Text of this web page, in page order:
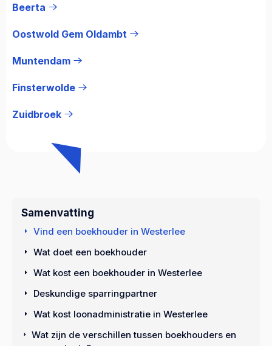
Beerta
Oostwold Gem Oldambt
Muntendam
Finsterwolde
Zuidbroek
Samenvatting
Vind een boekhouder in Westerlee
Wat doet een boekhouder
Wat kost een boekhouder in Westerlee
Deskundige sparringpartner
Wat kost loonadministratie in Westerlee
Wat zijn de verschillen tussen boekhouders en